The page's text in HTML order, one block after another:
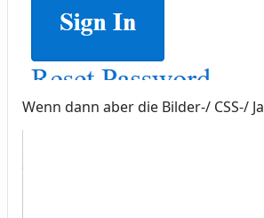
Wenn dann aber die Bilder-/ CSS-/